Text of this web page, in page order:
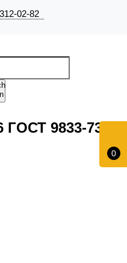
02-82
0
ГОСТ 9833-73